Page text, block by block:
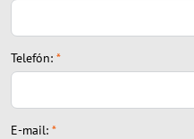
Telefón: *
E-mail: *